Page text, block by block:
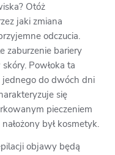
Otóż
jaki zmiana
odczucia.
zaburzenie bariery
Powłoka ta
do dwóch dni
się
pieczeniem
był kosmetyk.
objawy będą